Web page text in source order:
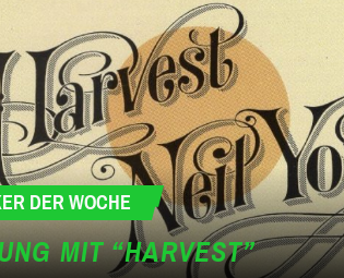
DER WOCHE
MIT “HARVEST”